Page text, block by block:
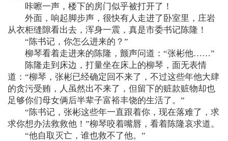
咔嚓一声，楼下的房门似乎被打开了！
外面，响起脚步声，很快有人走进了卧室里，庄岩
从衣柜缝隙看出去，浑身一震，真是市委书记陈隆！
“陈书记，你怎么进来的？”
柳琴看着走进来的陈隆，颤声问道：“张彬他……”
陈隆走到床边，打量坐在床上的柳琴，面无表情
道：“柳琴，张彬已经确定回不来了，不过这些年他大肆
的贪污受贿，人虽然出不来了，但留下的赃款赃物却也
足够你们母女俩后半辈子富裕丰饶的生活了。”
“陈书记，张彬这些年一直跟着你，现在落难了，求
求你想办法救救他！”柳琴咬着嘴唇，看着陈隆哀求道。
“他自取灭亡，谁也救不了他。”